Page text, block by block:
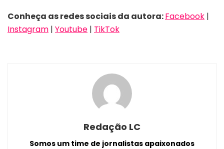
Conheça as redes sociais da autora:Facebook |
Instagram | Youtube | TikTok
Redação LC
Somos um time de jornalistas apaixonados